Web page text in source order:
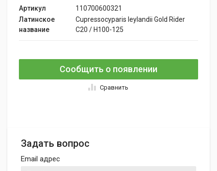
Артикул
110700600321
Латинское
название
Cupressocyparis leylandii Gold Rider
C20 / H100-125
Сообщить о появлении
Сравнить
Задать вопрос
Email адрес